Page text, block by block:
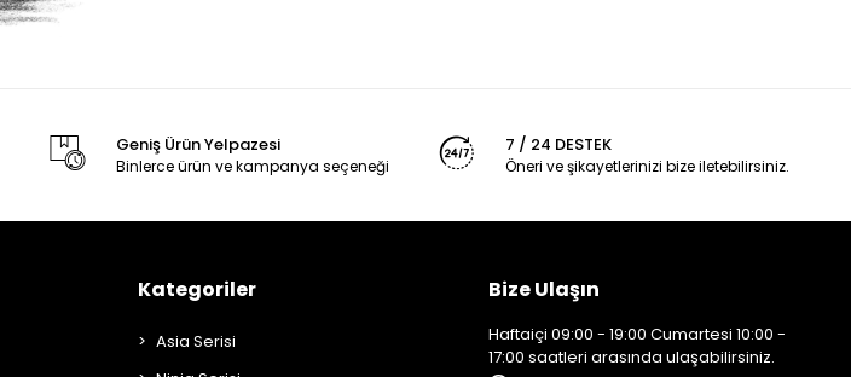
Geniş Ürün Yelpazesi
Binlerce ürün ve kampanya seçeneği
7 / 24 DESTEK
Öneri ve şikayetlerinizi bize iletebilirsiniz.
Kategoriler
Asia Serisi
Bize Ulaşın
Haftaiçi 09:00 - 19:00 Cumartesi 10:00 -
17:00 saatleri arasında ulaşabilirsiniz.